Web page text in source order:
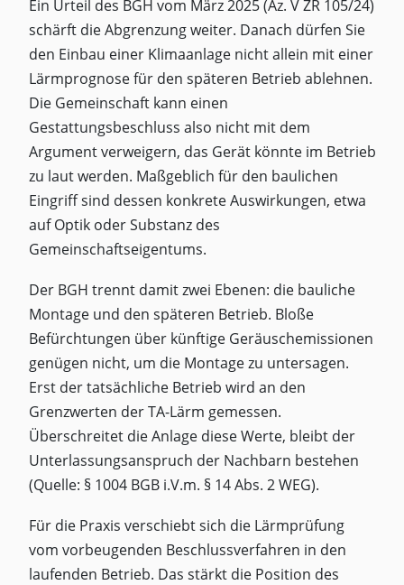
Ein Urteil des BGH vom März 2025 (Az. V ZR 105/24)
schärft die Abgrenzung weiter. Danach dürfen Sie
den Einbau einer Klimaanlage nicht allein mit einer
Lärmprognose für den späteren Betrieb ablehnen.
Die Gemeinschaft kann einen
Gestattungsbeschluss also nicht mit dem
Argument verweigern, das Gerät könnte im Betrieb
zu laut werden. Maßgeblich für den baulichen
Eingriff sind dessen konkrete Auswirkungen, etwa
auf Optik oder Substanz des
Gemeinschaftseigentums.
Der BGH trennt damit zwei Ebenen: die bauliche
Montage und den späteren Betrieb. Bloße
Befürchtungen über künftige Geräuschemissionen
genügen nicht, um die Montage zu untersagen.
Erst der tatsächliche Betrieb wird an den
Grenzwerten der TA-Lärm gemessen.
Überschreitet die Anlage diese Werte, bleibt der
Unterlassungsanspruch der Nachbarn bestehen
(Quelle: § 1004 BGB i.V.m. § 14 Abs. 2 WEG).
Für die Praxis verschiebt sich die Lärmprüfung
vom vorbeugenden Beschlussverfahren in den
laufenden Betrieb. Das stärkt die Position des